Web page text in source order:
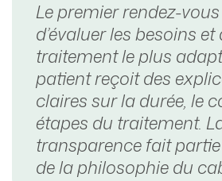
Le premier rendez-
d’évaluer les besoins
traitement le plus
patient reçoit des
claires sur la durée, le
étapes du traitement.
transparence fait
de la philosophie du